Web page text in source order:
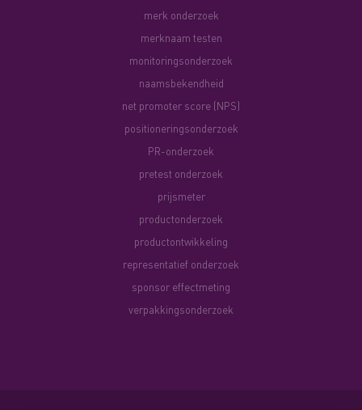
merk onderzoek
merknaam testen
monitoringsonderzoek
naamsbekendheid
net promoter score (NPS)
positioneringsonderzoek
PR-onderzoek
pretest onderzoek
prijsmeter
productonderzoek
productontwikkeling
representatief onderzoek
sponsor effectmeting
verpakkingsonderzoek